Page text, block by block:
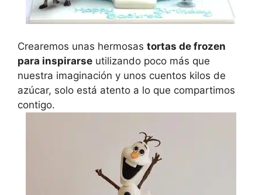
Crearemos unas hermosas tortas de frozen
para inspirarse utilizando poco más que
nuestra imaginación y unos cuentos kilos de
azúcar, solo está atento a lo que compartimos
contigo.